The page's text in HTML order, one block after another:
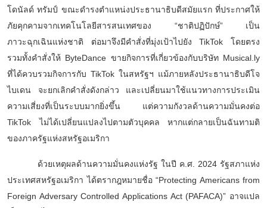
โดนัลด์ ทรัมป์ ขณะดำรงตำแหน่งประธานาธิบดีสมัยแรก ที่ประกาศให้
ภัยคุกคามจากเทคโนโลยีสารสนเทศของ “ชาติปฏิปักษ์” เป็น
ภาวะฉุกเฉินแห่งชาติ ต่อมาจึงมีคำสั่งที่มุ่งเป้าไปยัง TikTok โดยตรง
รวมทั้งคำสั่งให้ ByteDance ขายกิจการที่เกี่ยวข้องกับบริษัท Musical.ly
ที่ได้ควบรวมกิจการกับ TikTok ในสหรัฐฯ แม้ภายหลังประธานาธิบดีโจ
ไบเดน จะยกเลิกคำสั่งดังกล่าว และเปลี่ยนมาใช้แนวทางการประเมิน
ความเสี่ยงที่เป็นระบบมากยิ่งขึ้น แต่ความกังวลด้านความมั่นคงต่อ
TikTok ไม่ได้เปลี่ยนแปลงไปตามตัวบุคคล หากแต่กลายเป็นฉันทามติ
ของภาครัฐแห่งสหรัฐอเมริกา
ด้วยเหตุผลด้านความมั่นคงแห่งรัฐ ในปี ค.ศ. 2024 รัฐสภาแห่ง
ประเทศสหรัฐอเมริกา ได้ตรากฎหมายชื่อ “Protecting Americans from
Foreign Adversary Controlled Applications Act (PAFACA)” อาจแปล